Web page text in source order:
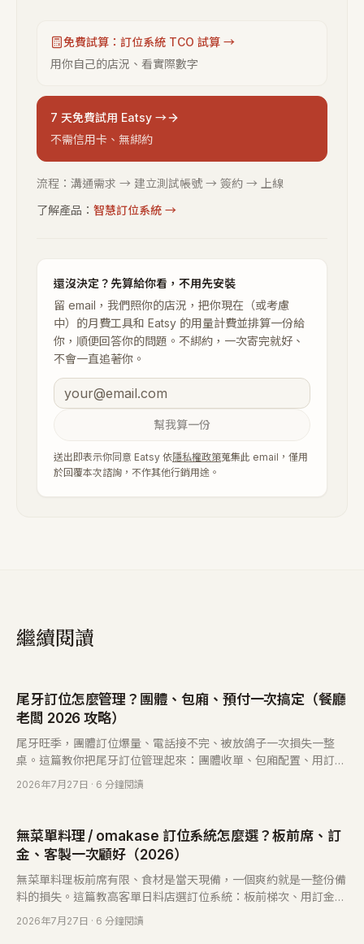
免費試算：訂位系統 TCO 試算 →
用你自己的店況、看實際數字
7 天免費試用 Eatsy →
不需信用卡、無綁約
流程：溝通需求 → 建立測試帳號 → 簽約 → 上線
了解產品： 智慧訂位系統 →
還沒決定？先算給你看，不用先安裝
留 email，我們照你的店況，把你現在（或考慮
中）的月費工具和 Eatsy 的用量計費並排算一份給
你，順便回答你的問題。不綁約，一次寄完就好、
不會一直追著你。
幫我算一份
送出即表示你同意 Eatsy 依隱私權政策蒐集此 email，僅用
於回覆本次諮詢，不作其他行銷用途。
繼續閱讀
尾牙訂位怎麼管理？團體、包廂、預付一次搞定（餐廳
老闆 2026 攻略）
尾牙旺季，團體訂位爆量、電話接不完、被放鴿子一次損失一整
桌。這篇教你把尾牙訂位管理起來：團體收單、包廂配置、用訂金
鎖人數，而且只在旺季付費。
2026年7月27日 · 6 分鐘閱讀
無菜單料理 / omakase 訂位系統怎麼選？板前席、訂
金、客製一次顧好（2026）
無菜單料理板前席有限、食材是當天現備，一個爽約就是一整份備
料的損失。這篇教高客單日料店選訂位系統：板前梯次、用訂金防
爽約、記錄過敏與熟客偏好。
2026年7月27日 · 6 分鐘閱讀